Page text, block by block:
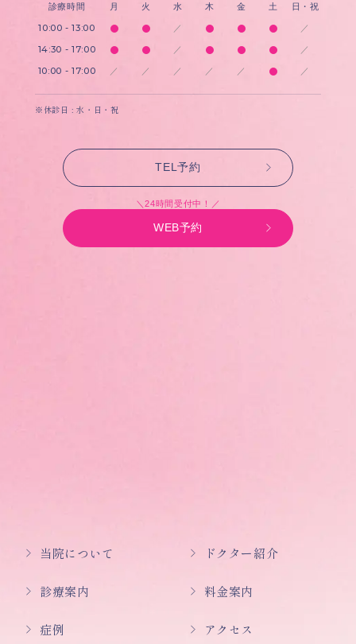
診療時間 月 火 水 木 金 土 日・祝
10:00 - 13:00 ／ ／
14:30 - 17:00 ／ ／
10:00 - 17:00 ／ ／ ／ ／ ／ ／
※休診日 : 水・日・祝
TEL予約
＼24時間受付中！／
WEB予約
当院について ドクター紹介
診療案内 料金案内
症例 アクセス